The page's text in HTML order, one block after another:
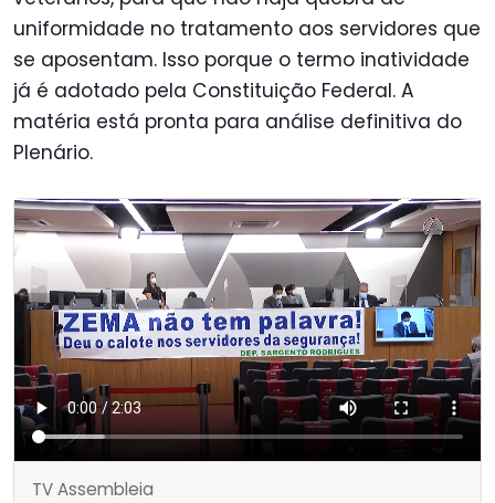
uniformidade no tratamento aos servidores que
se aposentam. Isso porque o termo inatividade
já é adotado pela Constituição Federal. A
matéria está pronta para análise definitiva do
Plenário.
TV Assembleia